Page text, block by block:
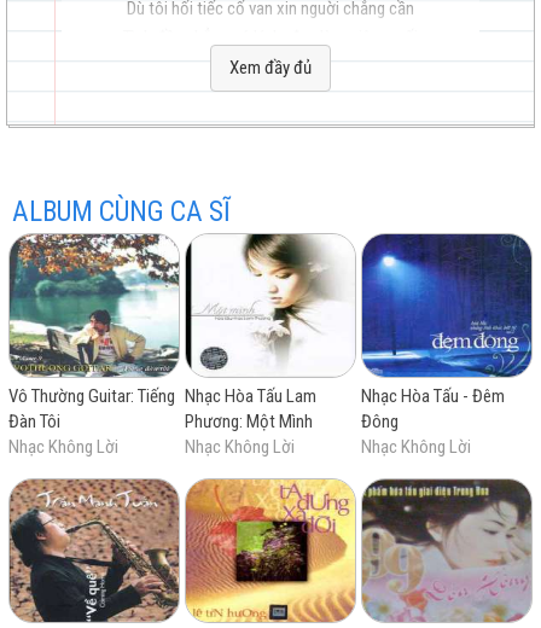
Dù tôi hối tiếc cố van xin nguời chẳng cần
Đợi chờ mãi đến phải đành thôi
Đuờng đi qua sẽ không trở lại
Là lời muốn nói :
Hàng vạn lời nói cũng như vậy thôi
Hàng vạn lời nói cũng chỉ vậy thôi
Cuộc tình hôm nay đã không còn nữa
Biết bao trăm ngàn muôn lý do
Bận lòng cho lắm cũng như vậy thôi
Bận lòng chi nữa cũng thế mà thôi
Rồi thời gian kia thản nhiên tàn nhẫn
Khiến tôi bây giờ đau buồn
Xem đầy đủ
ALBUM CÙNG CA SĨ
Vô Thường Guitar: Tiếng
Đàn Tôi
Nhạc Không Lời
Nhạc Hòa Tấu Lam
Phương: Một Mình
Nhạc Không Lời
Nhạc Hòa Tấu - Đêm
Đông
Nhạc Không Lời